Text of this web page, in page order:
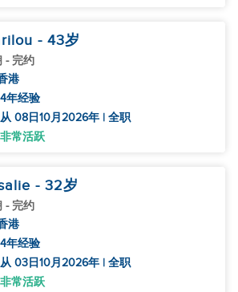
- 43岁
- 完约
港
4年经验
从 08日10月2026年 | 全职
非常活跃
- 32岁
- 完约
港
4年经验
从 03日10月2026年 | 全职
非常活跃